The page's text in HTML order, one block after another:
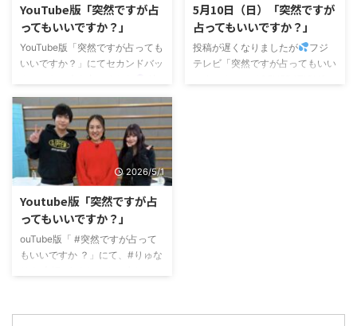
YouTube版「突然ですが占
ってもいいですか？」
YouTube版「突然ですが占っても
いいですか？」にてセカンドバッ
らの親世代の私は肘打ち界隈とい
うのをはじめて知ったのだけ
ど、、、 二人ともまさに今どき
の感じで、話を聞いててすごく面
白かったです
最後は私も肘打
ち頑張りました
是非見てみ
5月10日（日）「突然ですが
占ってもいいですか？」
投稿が遅くなりましたが
フジ
テレビ「突然ですが占ってもいい
2026/5/1
Youtube版「突然ですが占
ってもいいですか？」
ouTube版「 #突然ですが占って
もいいですか ？」にて、#りゅな
でほのぼのさせていただきました